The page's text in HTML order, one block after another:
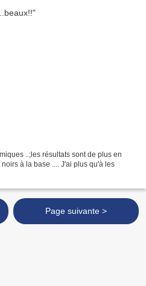
..;les résultats sont de plus en
à la base .... J'ai plus qu'à les
Page suivante >